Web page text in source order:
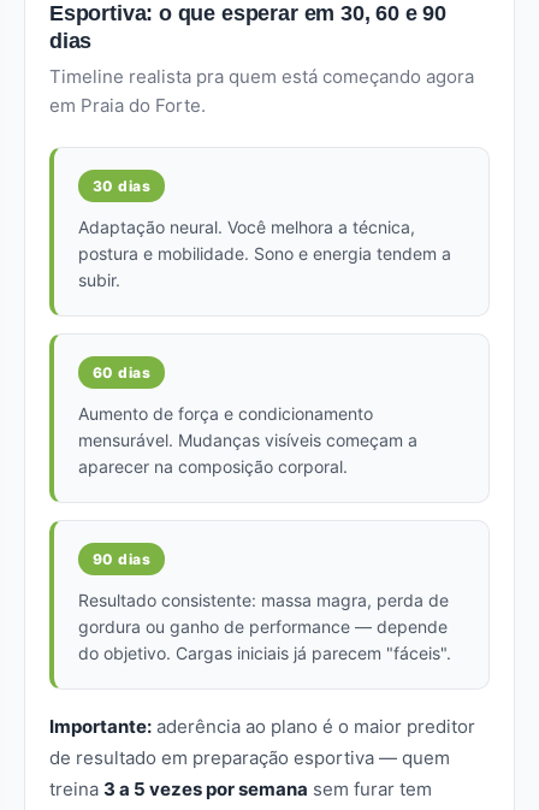
Esportiva: o que esperar em 30, 60 e 90
dias
Timeline realista pra quem está começando agora
em Praia do Forte.
30 dias
Adaptação neural. Você melhora a técnica,
postura e mobilidade. Sono e energia tendem a
subir.
60 dias
Aumento de força e condicionamento
mensurável. Mudanças visíveis começam a
aparecer na composição corporal.
90 dias
Resultado consistente: massa magra, perda de
gordura ou ganho de performance — depende
do objetivo. Cargas iniciais já parecem "fáceis".
Importante: aderência ao plano é o maior preditor
de resultado em preparação esportiva — quem
treina 3 a 5 vezes por semana sem furar tem